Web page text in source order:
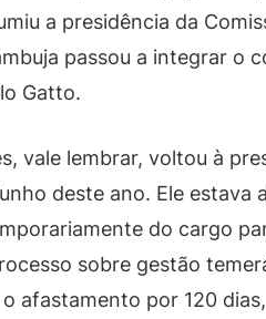
a presidência da
passou a integrar o
Gatto.
vale lembrar, voltou à
deste ano. Ele
do cargo
sobre gestão
afastamento por 120